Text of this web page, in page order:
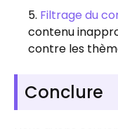
Filtrage du
contenu
contre les
Conclure